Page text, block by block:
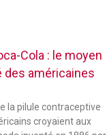
Cola : le moyen
des américaines
la pilule contraceptive
croyaient aux